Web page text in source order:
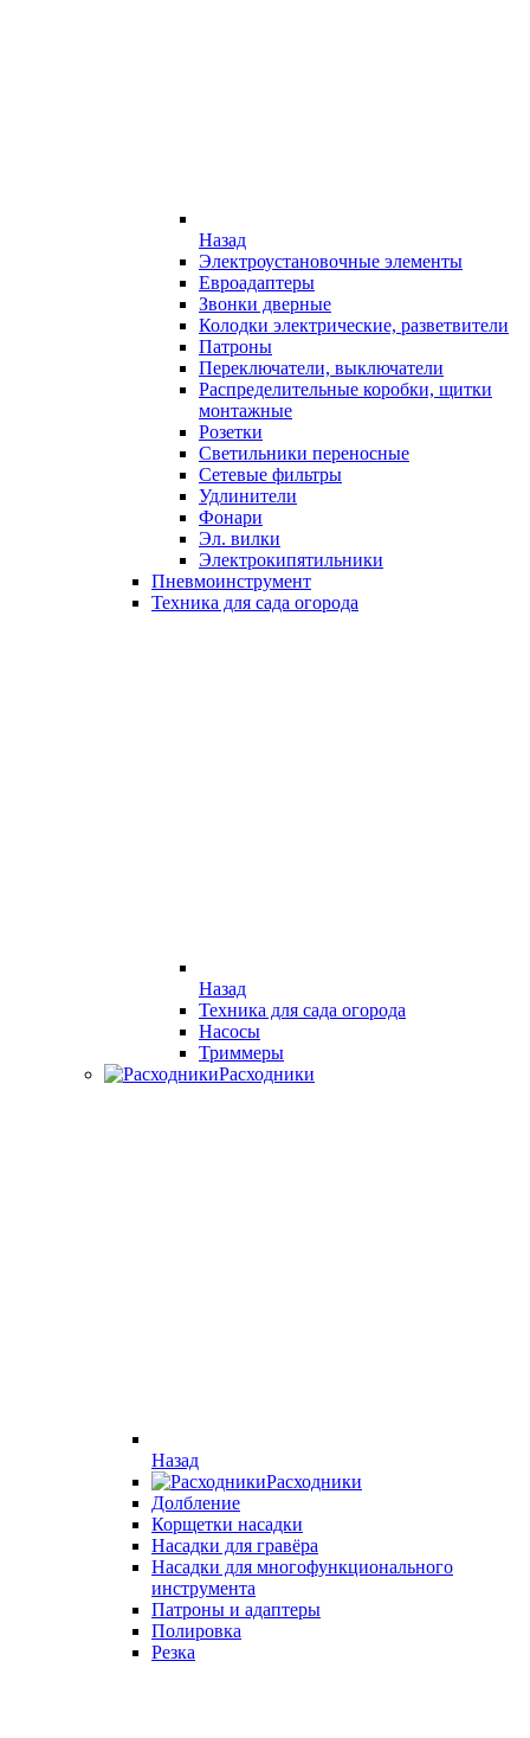
Назад
Электроустановочные элементы
Евроадаптеры
Звонки дверные
Колодки электрические, разветвители
Патроны
Переключатели, выключатели
Распределительные коробки, щитки
монтажные
Розетки
Светильники переносные
Сетевые фильтры
Удлинители
Фонари
Эл. вилки
Электрокипятильники
Пневмоинструмент
Техника для сада огорода
Назад
Техника для сада огорода
Насосы
Триммеры
Расходники
Назад
Расходники
Долбление
Корщетки насадки
Насадки для гравёра
Насадки для многофункционального
инструмента
Патроны и адаптеры
Полировка
Резка